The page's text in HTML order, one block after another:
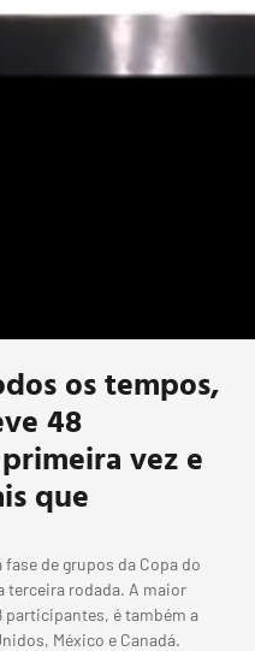
os tempos,
48
vez e
que
de grupos da Copa do
terceira rodada. A maior
participantes, é também a
México e Canadá.